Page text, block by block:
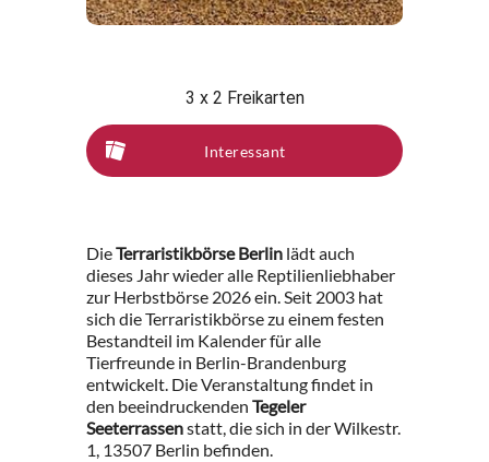
3 x 2 Freikarten
Interessant
DieTerraristikbörse Berlin lädt auch
dieses Jahr wieder alle Reptilienliebhaber
zur Herbstbörse 2026 ein. Seit 2003 hat
sich die Terraristikbörse zu einem festen
Bestandteil im Kalender für alle
Tierfreunde in Berlin-Brandenburg
entwickelt. Die Veranstaltung findet in
den beeindruckenden Tegeler
Seeterrassenstatt, die sich in der Wilkestr.
1, 13507 Berlin befinden.